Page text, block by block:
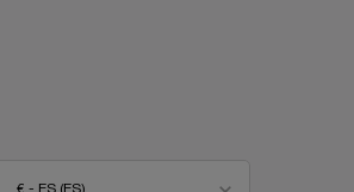
€ - ES (ES)